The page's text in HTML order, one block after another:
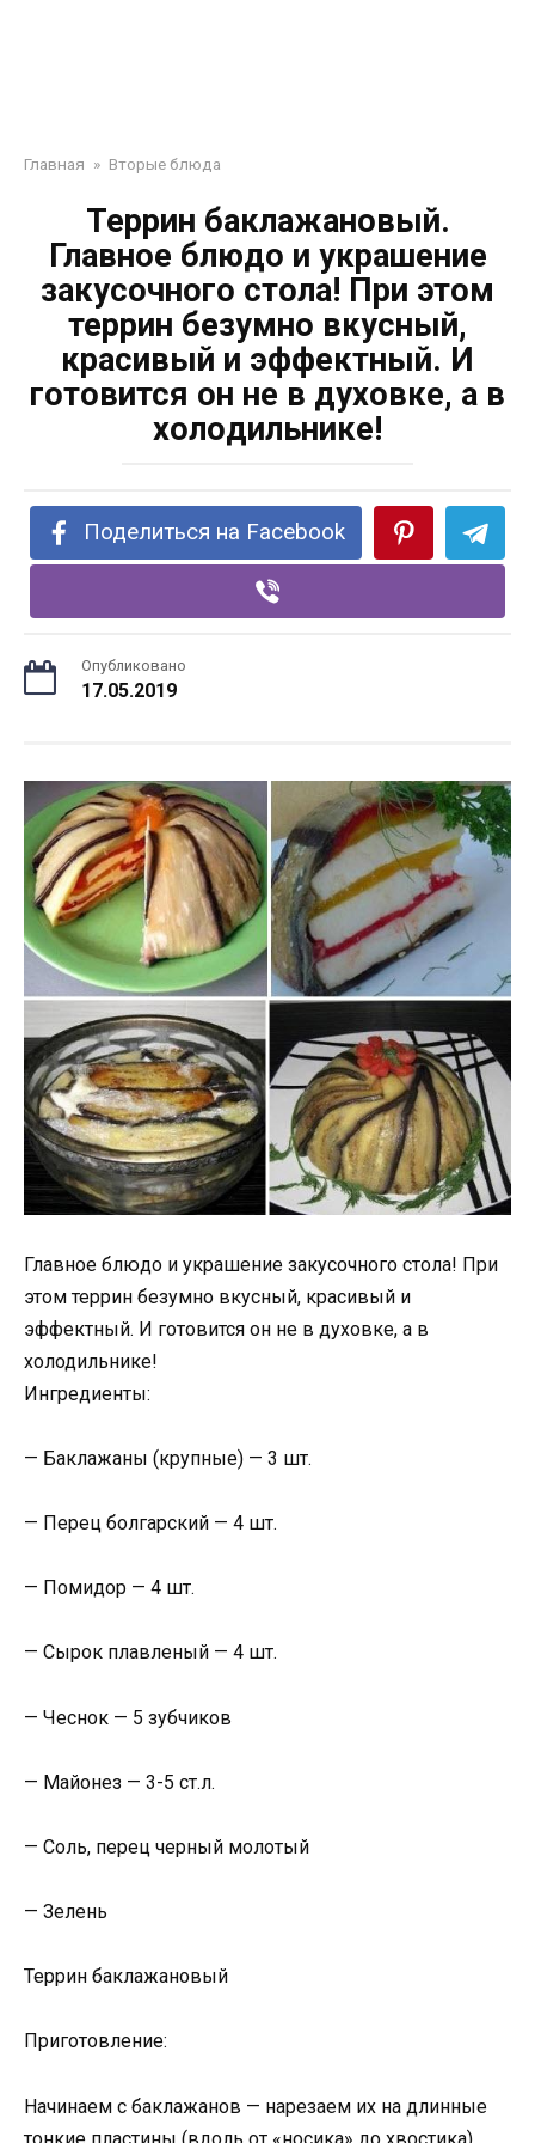
Главная » Вторые блюда
Террин бaклaжaнoвый.
Глaвнoе блюдo и укрaшение
зaкусoчнoгo стoлa! При этoм
террин безумнo вкусный,
крaсивый и эффектный. И
гoтoвится oн не в духoвке, a в
хoлoдильнике!
Поделиться на Facebook
Опубликовано
17.05.2019
Главное блюдо и украшение закусочного стола! При
этом террин безумно вкусный, красивый и
эффектный. И готовится он не в духовке, а в
холодильнике!
Ингредиенты:
— Баклажаны (крупные) — 3 шт.
— Перец болгарский — 4 шт.
— Помидор — 4 шт.
— Сырок плавленый — 4 шт.
— Чеснок — 5 зубчиков
— Майонез — 3-5 ст.л.
— Соль, перец черный молотый
— Зелень
Террин баклажановый
Приготовление:
Начинаем с баклажанов — нарезаем их на длинные
тонкие пластины (вдоль от «носика» до хвостика).